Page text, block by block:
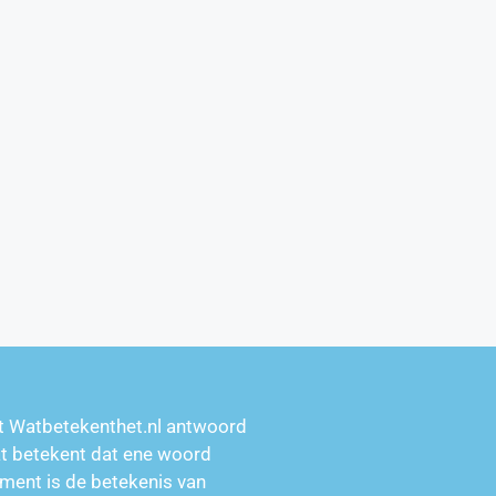
Watbetekenthet.nl antwoord
betekent dat ene woord
is de betekenis van